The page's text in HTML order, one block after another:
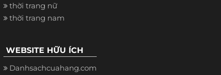
thời trang nữ
thời trang nam
WEBSITE HỮU ÍCH
Danhsachcuahang.com